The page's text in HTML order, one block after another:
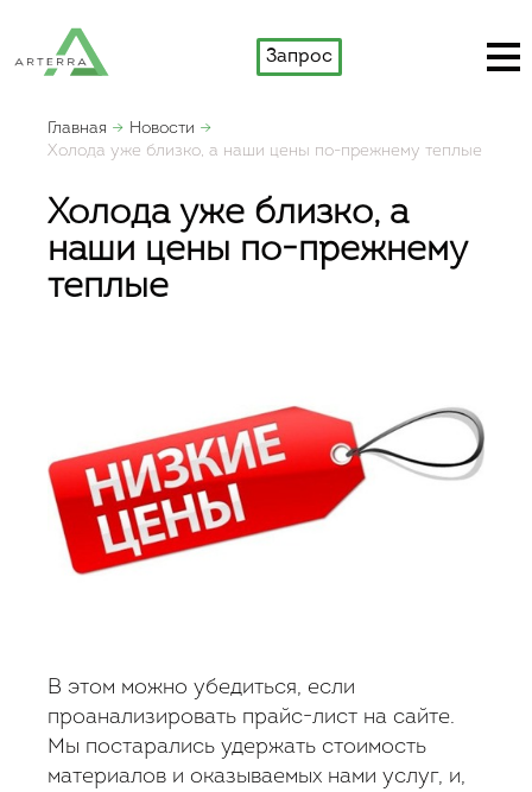
Запрос
Главная
Новости
Холода уже близко, а наши цены по-прежнему теплые
Холода уже близко, а
наши цены по-прежнему
теплые
В этом можно убедиться, если
проанализировать прайс-лист на сайте.
Мы постарались удержать стоимость
материалов и оказываемых нами услуг, и,